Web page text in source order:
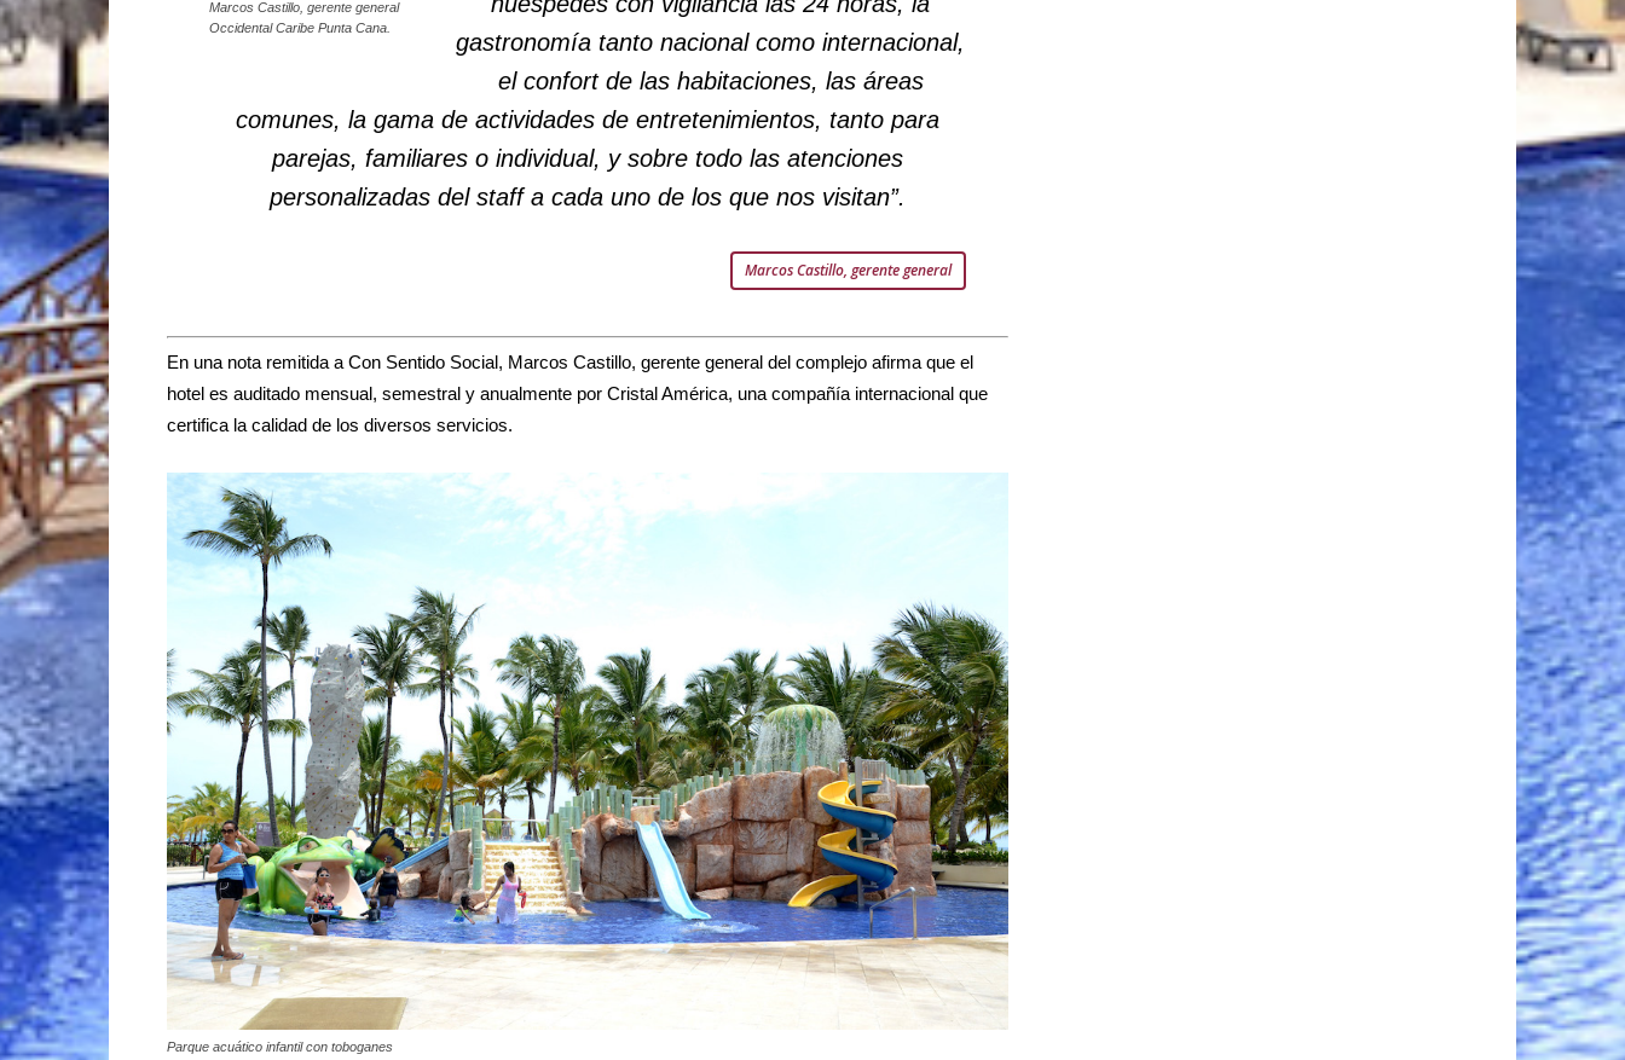
Marcos Castillo, gerente general
Occidental Caribe Punta Cana.
gastronomía tanto nacional como internacional,
el confort de las habitaciones, las áreas
comunes, la gama de actividades de entretenimientos, tanto para
parejas, familiares o individual, y sobre todo las atenciones
personalizadas del staff a cada uno de los que nos visitan”.
Marcos Castillo, gerente general
En una nota remitida a Con Sentido Social, Marcos Castillo, gerente general del complejo afirma que el
hotel es auditado mensual, semestral y anualmente por Cristal América, una compañía internacional que
certifica la calidad de los diversos servicios.
Parque acuático infantil con toboganes